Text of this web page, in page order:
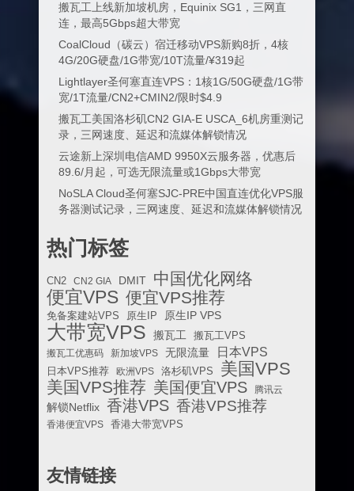
搬瓦工上线新加坡机房，Equinix SG1，三网直
连，最高5Gbps超大带宽
CoalCloud（碳云）宿迁移动VPS新购8折，4核
4G/20G硬盘/1G带宽/10T流量/¥319起
Lightlayer圣何塞直连VPS：1核1G/50G硬盘/1G带
宽/1T流量/CN2+CMIN2/限时$4.9
搬瓦工美国洛杉矶CN2 GIA-E USCA_6机房重测记
录，三网速度、延迟和流媒体解锁情况
云途新上深圳电信AMD 9950X云服务器，优惠后
89.6/月起，可选无限流量或1Gbps大带宽
NoSLA Cloud圣何塞SJC-PRE中国直连优化VPS服
务器测试记录，三网速度、延迟和流媒体解锁情况
热门标签
CN2 CN2 GIA DMIT 中国优化网络
便宜VPS 便宜VPS推荐
免备案建站VPS 原生IP 原生IP VPS
大带宽VPS 搬瓦工
搬瓦工VPS
搬瓦工优惠码
新加坡VPS 无限流量 日本VPS
日本VPS推荐 欧洲VPS 洛杉矶VPS 美国VPS
美国VPS推荐 美国便宜VPS 腾讯云
解锁Netflix 香港VPS 香港VPS推荐
香港便宜VPS 香港大带宽VPS
友情链接